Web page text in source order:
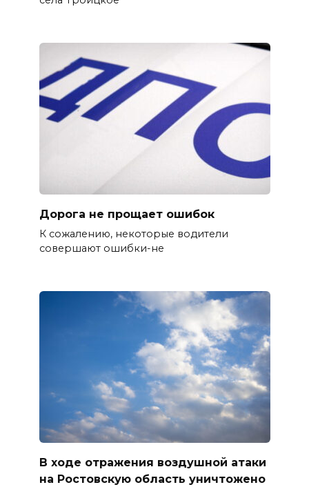
Дорога не прощает ошибок
К сожалению, некоторые водители
совершают ошибки-не
В ходе отражения воздушной атаки
на Ростовскую область уничтожено